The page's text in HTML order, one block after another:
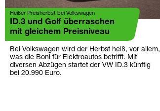
Heißer Preisherbst bei Volkswagen
ID.3 und Golf überraschen
mit gleichem Preisniveau
Bei Volkswagen wird der Herbst heiß, vor allem,
was die Boni für Elektroautos betrifft. Mit
diversen Abzügen startet der VW ID.3 künftig
bei 20.990 Euro.